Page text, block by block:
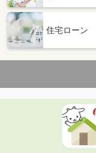
住宅ローン